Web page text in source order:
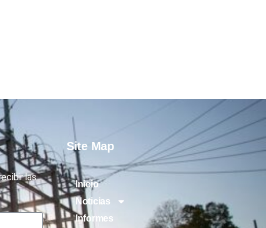
las
Site Map
Inicio
Noticias
Informes